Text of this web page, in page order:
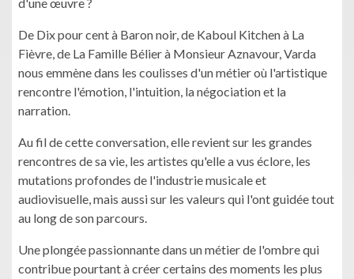
De Dix pour cent à Baron noir, de Kaboul Kitchen à La
Fièvre, de La Famille Bélier à Monsieur Aznavour, Varda
nous emmène dans les coulisses d'un métier où l'artistique
rencontre l'émotion, l'intuition, la négociation et la
narration.
Au fil de cette conversation, elle revient sur les grandes
rencontres de sa vie, les artistes qu'elle a vus éclore, les
mutations profondes de l'industrie musicale et
audiovisuelle, mais aussi sur les valeurs qui l'ont guidée tout
au long de son parcours.
Une plongée passionnante dans un métier de l'ombre qui
contribue pourtant à créer certains des moments les plus